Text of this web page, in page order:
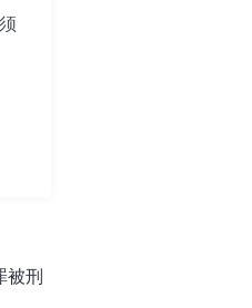
被刑